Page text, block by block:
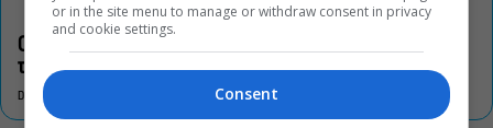
Οι «Τρωάδες» στην Επίδαυρο αλλάζουν την αντίληψη για
τον πολιτισμό
DON'T MISS
or in the site menu to manage or withdraw consent in privacy
and cookie settings.
Consent